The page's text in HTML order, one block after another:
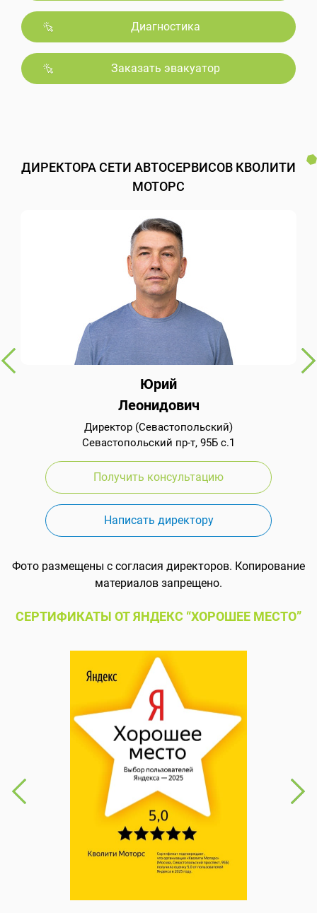
Диагностика
Заказать эвакуатор
ДИРЕКТОРА СЕТИ АВТОСЕРВИСОВ КВОЛИТИ
МОТОРС
Юрий
Леонидович
Директор (Севастопольский)
Севастопольский пр-т, 95Б с.1
Получить консультацию
Написать директору
Фото размещены с согласия директоров. Копирование
материалов запрещено.
СЕРТИФИКАТЫ ОТ ЯНДЕКС “ХОРОШЕЕ МЕСТО”